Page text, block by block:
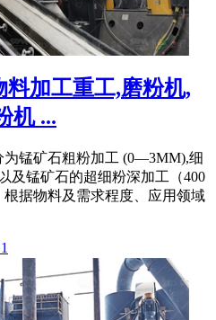
加工重工,磨粉机,
机 ...
为锰矿石粗粉加工 (0—3MM),细
及锰矿石的超细粉深加工（400
根据物料及需求程度、应用领域